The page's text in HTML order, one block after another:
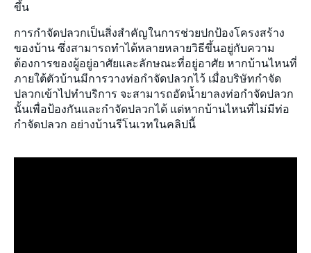
ติดต่อเรา
จดหมายข่าว
แผนผังเว็บไซต์
ขึ้น
การกำจัดปลวกเป็นสิ่งสำคัญในการช่วยปกป้องโครงสร้าง
ของบ้าน ซึ่งสามารถทำได้หลายหลายวิธีขึ้นอยู่กับความ
ต้องการของผู้อยู่อาศัยและลักษณะที่อยู่อาศัย หากบ้านไหนที่
ภายใต้ตัวบ้านมีการวางท่อกำจัดปลวกไว้ เมื่อบริษัทกำจัด
ปลวกเข้าไปทำบริการ จะสามารถอัดน้ำยาลงท่อกำจัดปลวก
นั้นเพื่อป้องกันและกำจัดปลวกได้ แต่หากบ้านไหนที่ไม่มีท่อ
กำจัดปลวก อย่างบ้านรีโนเวทในคลิปนี้